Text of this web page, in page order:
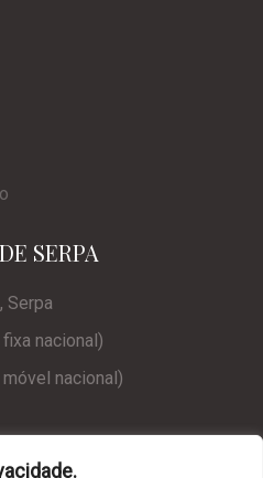
SERPA
Serpa
nacional)
nacional)